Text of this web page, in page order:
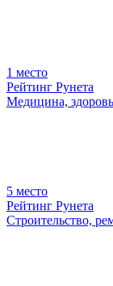
1 место
Рейтинг Рунета
Медицина,
5 место
Рейтинг Рунета
Строительство,